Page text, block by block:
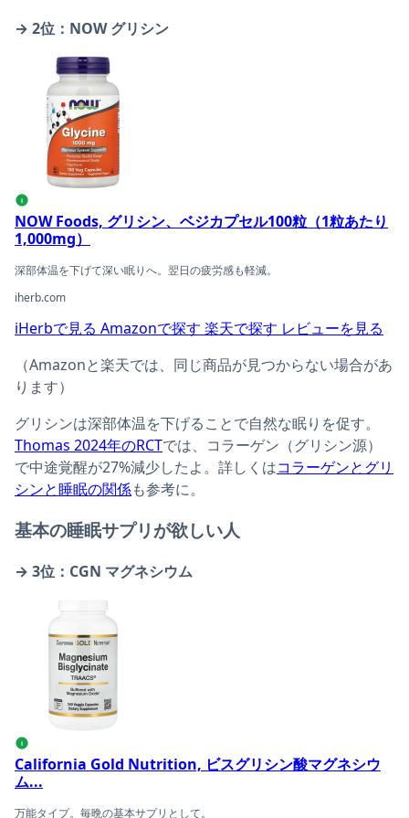
→ 2位：NOW グリシン
NOW Foods, グリシン、ベジカプセル100粒（1粒あたり
i
NOW Foods, グリシン、ベジカプセル100粒（1粒あたり
1,000mg）
深部体温を下げて深い眠りへ。翌日の疲労感も軽減。
iherb.com
iHerbで見る Amazonで探す 楽天で探す レビューを見る
（Amazonと楽天では、同じ商品が見つからない場合があ
ります）
グリシンは深部体温を下げることで自然な眠りを促す。
Thomas 2024年のRCTでは、コラーゲン（グリシン源）
で中途覚醒が27%減少したよ。詳しくはコラーゲンとグリ
シンと睡眠の関係も参考に。
基本の睡眠サプリが欲しい人
→ 3位：CGN マグネシウム
California Gold Nutrition, ビスグリシン酸マグネシウムキ
i
California Gold Nutrition, ビスグリシン酸マグネシウ
ム...
万能タイプ。毎晩の基本サプリとして。